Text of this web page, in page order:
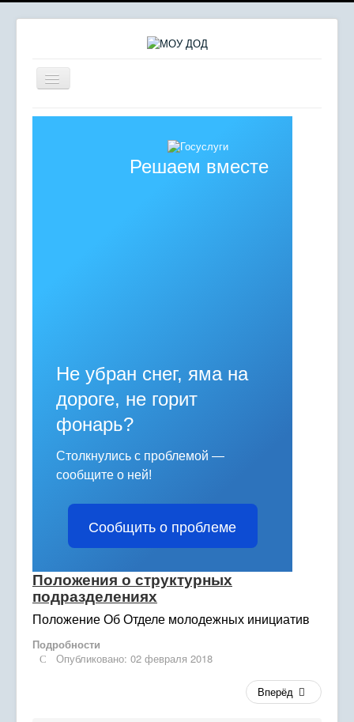
Включить/
выключить
Главная
Расписание занятий
Политика персональных данных
Персонифицированное дополнительное
Охрана труда
ГИС "Электронное образование"
Психолого-педагогическое сопровождение
Муниципальное задание
Муниципальный опорный центр ДО
Профилактика вирусных заболеваний
Решаем вместе
Не убран снег, яма на
дороге, не горит
фонарь?
Столкнулись с проблемой —
сообщите о ней!
Сообщить о проблеме
Положения о структурных
подразделениях
Положение Об Отделе молодежных инициатив
Подробности
Опубликовано: 02 февраля 2018
Вперёд